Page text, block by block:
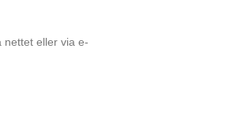
nettet eller via e-